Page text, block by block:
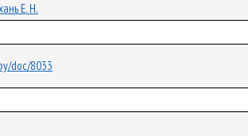
Е. Н.
doc/8033